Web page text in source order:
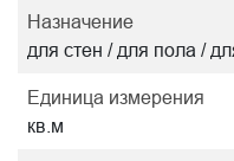
Назначение
для стен / для пола /
Единица измерения
кв.м